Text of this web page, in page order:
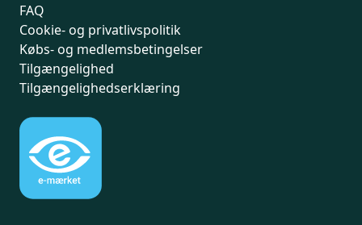
FAQ
Cookie- og privatlivspolitik
Købs- og medlemsbetingelser
Tilgængelighed
Tilgængelighedserklæring